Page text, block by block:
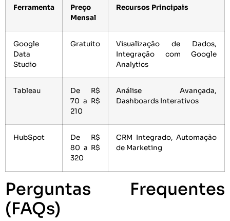
Ferramenta
Preço
Mensal
Recursos Principais
Google
Data
Studio
Gratuito
Visualização de Dados,
Integração com Google
Analytics
Tableau
De R$
70 a R$
210
Análise Avançada,
Dashboards Interativos
HubSpot
De R$
80 a R$
320
CRM Integrado, Automação
de Marketing
Perguntas Frequentes
(FAQs)